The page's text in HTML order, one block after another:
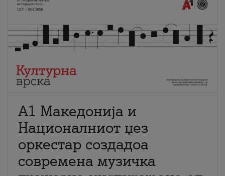
А1 Македонија и
Националниот џез
оркестар создадоа
современа музичка